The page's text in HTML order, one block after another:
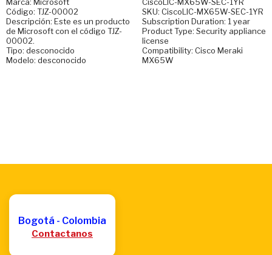
Código: TJZ-00002
Descripción: Este es un producto
de Microsoft con el código TJZ-
00002.
Tipo: desconocido
Modelo: desconocido
SKU: CiscoLIC-MX65W-SEC-1YR
Subscription Duration: 1 year
Product Type: Security appliance
license
Compatibility: Cisco Meraki
MX65W
Bogotá - Colombia
Contactanos